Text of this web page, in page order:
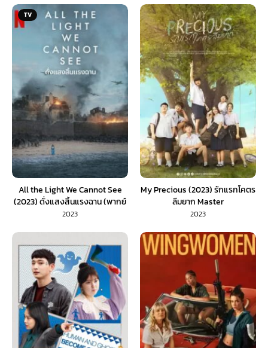
TV
All the Light We Cannot See
(2023) ดั่งแสงสิ้นแรงฉาน (พากย์
ไทย)
2023
My Precious (2023) รักแรกโคตร
ลืมยาก Master
2023